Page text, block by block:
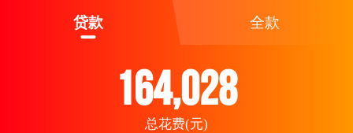
贷款 全款
164,028
总花费(元)